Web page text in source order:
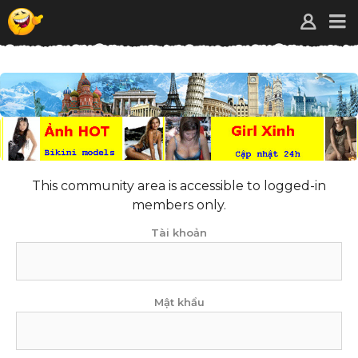
This community area is accessible to logged-in
members only.
Tài khoản
Mật khẩu